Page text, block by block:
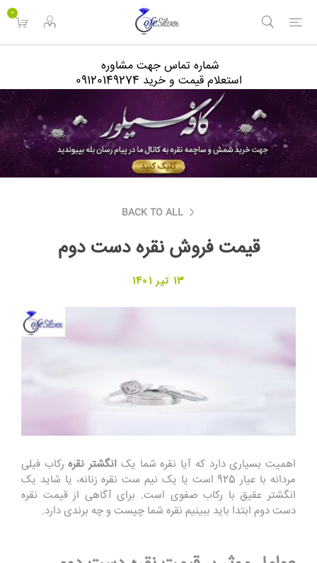
0
شماره تماس جهت مشاوره
استعلام قیمت و خرید 09120149274
BACK TO ALL
قیمت فروش نقره دست دوم
13 تیر 1401
اهمیت بسیاری دارد که آیا نقره شما یک انگشتر نقرهرکاب فیلی
مردانه با عیار 925 است یا یک نیم ست نقره زنانه، یا شاید یک
انگشتر عقیق با رکاب صفوی است. برای آگاهی از قیمت نقره
دست دوم ابتدا باید ببینیم نقره شما چیست و چه برندی دارد.